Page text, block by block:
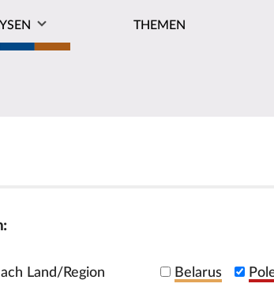
THEMEN
Land/Region Belarus